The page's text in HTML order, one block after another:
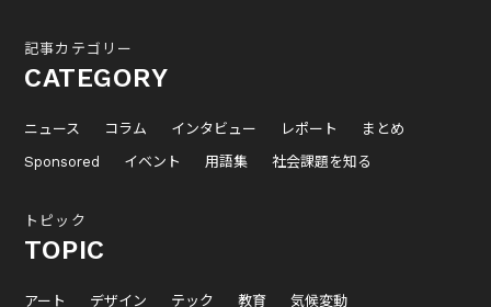
記事カテゴリー
CATEGORY
ニュース コラム インタビュー レポート
まとめ
Sponsored
イベント 用語集 社会課題を知る
トピック
TOPIC
アート デザイン テック 教育 気候変動